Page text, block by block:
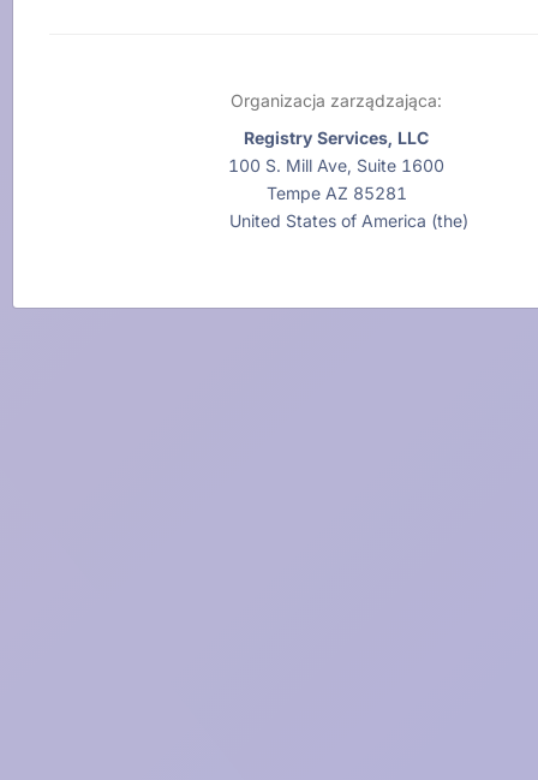
Organizacja zarządzająca:
Registry Services, LLC
100 S. Mill Ave, Suite 1600
Tempe AZ 85281
United States of America (the)